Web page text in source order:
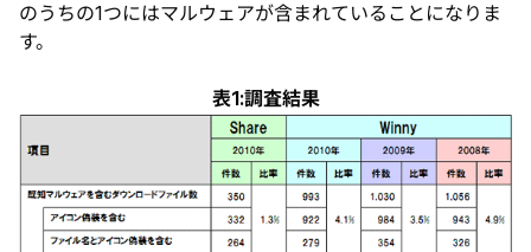
のうちの1つにはマルウェアが含まれていることになりま
す。
表1:調査結果